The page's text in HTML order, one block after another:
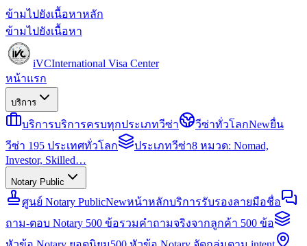
ข้ามไปยังเนื้อหาหลัก
ข้ามไปยังเนื้อหา
iVCInternational Visa Center
หน้าแรก
บริการ
บริการบริการครบทุกประเภทวีซ่า วีซ่าทั่วโลกNewยื่น
วีซ่า 195 ประเทศทั่วโลก
ประเภทวีซ่า8 หมวด: Nomad,
Investor, Skilled…
Notary Public
ศูนย์ Notary PublicNewหน้าหลักบริการรับรองลายมือชื่อ
ถาม-ตอบ Notary 500 ข้อรวมคำถามจริงจากลูกค้า 500 ข้อ